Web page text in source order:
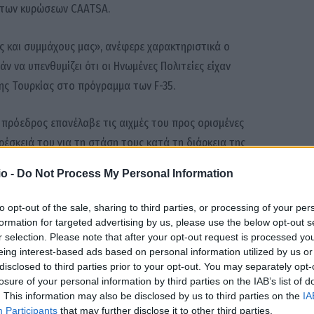
- Do Not Process My Personal Information
opt-out of the sale, sharing to third parties, or processing of your
for targeted advertising by us, please use the below opt-out
selection. Please note that after your opt-out request is processed
interest-based ads based on personal information utilized by us
to third parties prior to your opt-out. You may separately
of your personal information by third parties on the IAB’s list of
This information may also be disclosed by us to third parties on the
Participants that may further disclose it to other third parties.
κυρώσεων CAATSA.
συμμάχους μας», ανέφερε χαρακτηριστικά ο
υπενθυμίζει ότι οι Ηνωμένες Πολιτείες είχαν
Τουρκίας στο πρόγραμμα των F-35.
επανέλαβε τις αιχμές του προς ορισμένες
του για τη στάση τους κατά τη διάρκεια της
της Τουρκίας, χαρακτηρίζοντάς την «πιστό σύμμαχο»
της Γροιλανδίας, υποστηρίζοντας πως οι Ηνωμένες
αντί της Δανίας, επαναφέροντας μία θέση που
να συνεχιστεί με τη συνάντηση του Αμερικανού